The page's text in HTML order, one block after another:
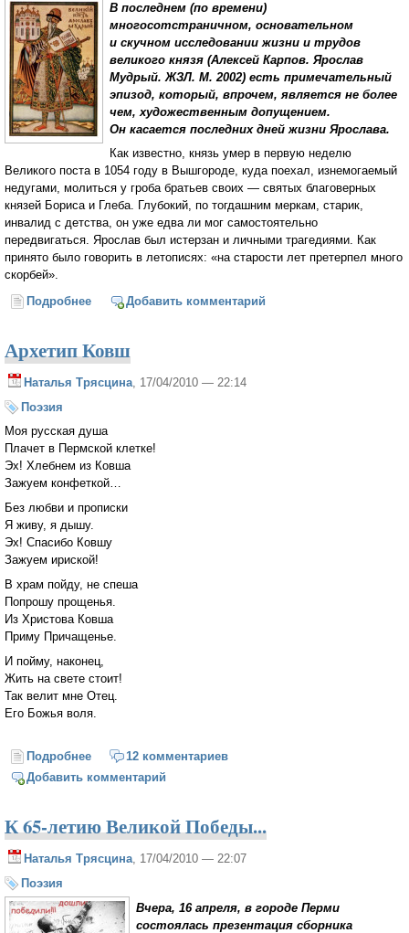
В последнем (по времени)
многосотстраничном, основательном
и скучном исследовании жизни и трудов
великого князя (Алексей Карпов. Ярослав
Мудрый. ЖЗЛ. М. 2002) есть примечательный
эпизод, который, впрочем, является не более
чем, художественным допущением.
Он касается последних дней жизни Ярослава.
Как известно, князь умер в первую неделю
Великого поста в 1054 году в Вышгороде, куда поехал, изнемогаемый
недугами, молиться у гроба братьев своих — святых благоверных
князей Бориса и Глеба. Глубокий, по тогдашним меркам, старик,
инвалид с детства, он уже едва ли мог самостоятельно
передвигаться. Ярослав был истерзан и личными трагедиями. Как
принято было говорить в летописях: «на старости лет претерпел много
скорбей».
Подробнее о О завещании и имени св. князя Ярослава. Заметки
Добавить комментарий
Архетип Ковш
Наталья Трясцина , 17/04/2010 — 22:14
Поэзия
Моя русская душа
Плачет в Пермской клетке!
Эх! Хлебнем из Ковша
Зажуем конфеткой…
Без любви и прописки
Я живу, я дышу.
Эх! Спасибо Ковшу
Зажуем ириской!
В храм пойду, не спеша
Попрошу прощенья.
Из Христова Ковша
Приму Причащенье.
И пойму, наконец,
Жить на свете стоит!
Так велит мне Отец.
Его Божья воля.
Подробнее о Архетип Ковш
12 комментариев
Добавить комментарий
К 65-летию Великой Победы...
Наталья Трясцина, 17/04/2010 — 22:07
Поэзия
Вчера, 16 апреля, в городе Перми
состоялась презентация сборника